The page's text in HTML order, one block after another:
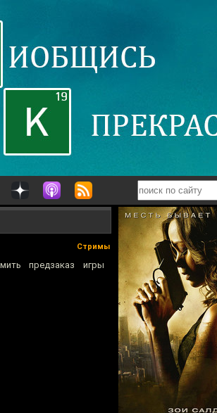
Стримы
предзаказ игры